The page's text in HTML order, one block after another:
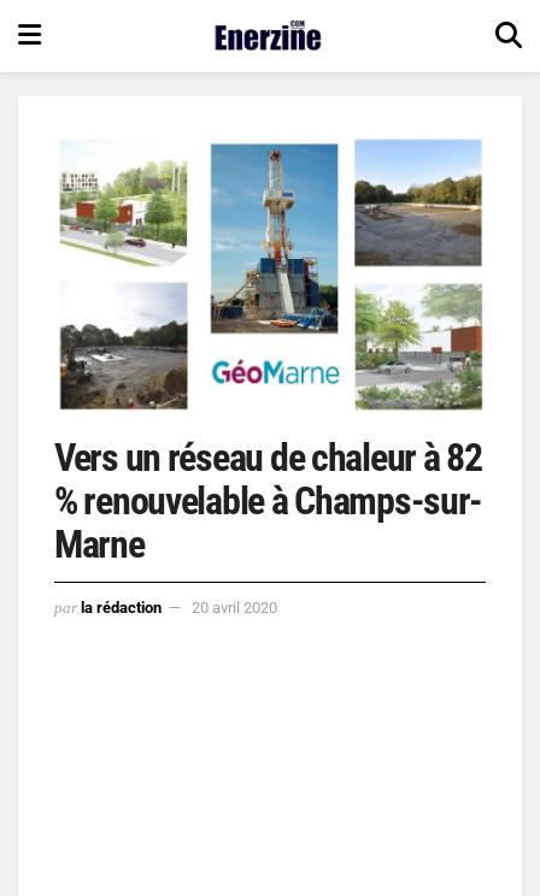
Vers un réseau de chaleur à 82
% renouvelable à Champs-sur-
Marne
par la rédaction 20 avril 2020